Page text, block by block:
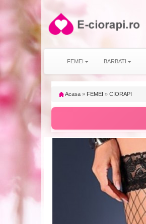
FEMEI BARBATI
Acasa » FEMEI » CIORAPI